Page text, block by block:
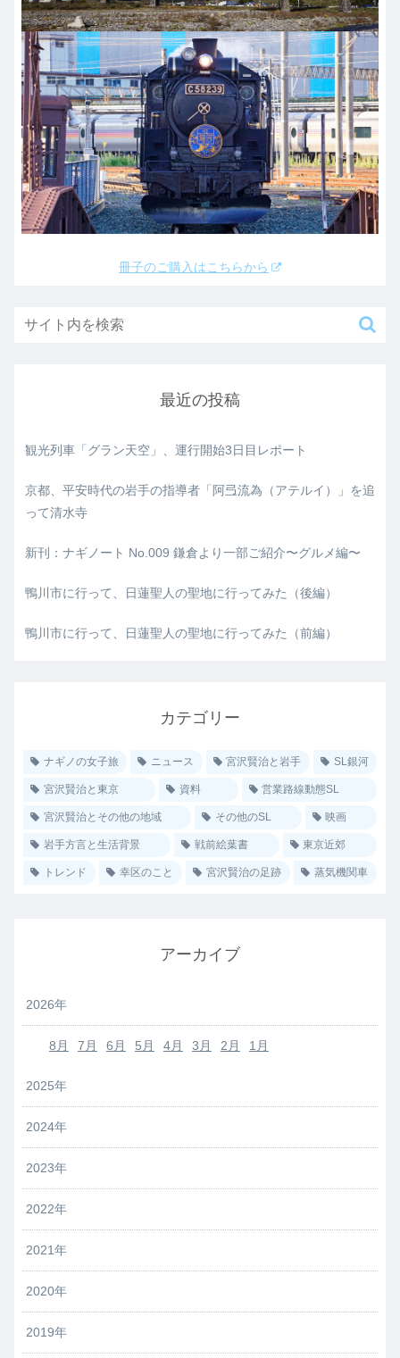
冊子のご購入はこちらから
最近の投稿
観光列車「グラン天空」、運行開始3日目レポート
京都、平安時代の岩手の指導者「阿弖流為（アテルイ）」を追
って清水寺
新刊：ナギノート No.009 鎌倉より一部ご紹介〜グルメ編〜
鴨川市に行って、日蓮聖人の聖地に行ってみた（後編）
鴨川市に行って、日蓮聖人の聖地に行ってみた（前編）
カテゴリー
ナギノの女子旅 ニュース 宮沢賢治と岩手 SL銀河
宮沢賢治と東京 資料 営業路線動態SL
宮沢賢治とその他の地域 その他のSL 映画
岩手方言と生活背景 戦前絵葉書 東京近郊
トレンド 幸区のこと 宮沢賢治の足跡 蒸気機関車
アーカイブ
2026年
8月 7月 6月 5月 4月 3月 2月 1月
2025年
2024年
2023年
2022年
2021年
2020年
2019年